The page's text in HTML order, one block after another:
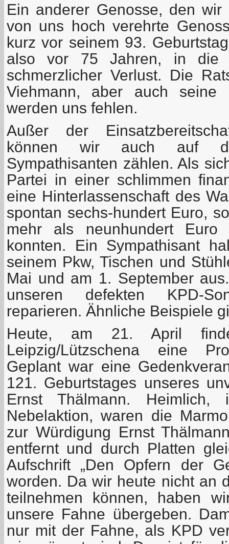
Ein anderer Genosse, den
von uns hoch verehrte
kurz vor seinem 93.
also vor 75 Jahren, in die
schmerzlicher Verlust. Die
Viehmann, aber auch seine
werden uns fehlen.
Außer der
können wir auch auf
Sympathisanten zählen. Als
Partei in einer schlimmen
eine Hinterlassenschaft des
spontan sechs-hundert Euro,
mehr als neunhundert Euro
konnten. Ein Sympathisant
seinem Pkw, Tischen und
Mai und am 1. September
unseren defekten KPD-
reparieren. Ähnliche Beispiele
Heute, am 21. April
Leipzig/Lützschena eine
Geplant war eine
121. Geburtstages unseres
Ernst Thälmann.
Nebelaktion, waren die
zur Würdigung Ernst
entfernt und durch Platten
Aufschrift „Den Opfern der
worden. Da wir heute nicht an
teilnehmen können, haben
unsere Fahne übergeben.
nur mit der Fahne, als KPD